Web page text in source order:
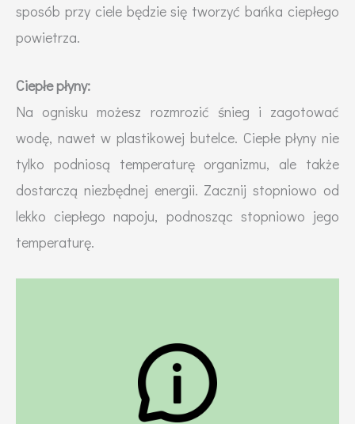
sposób przy ciele będzie się tworzyć bańka ciepłego
powietrza.
Ciepłe płyny:
Na ognisku możesz rozmrozić śnieg i zagotować
wodę, nawet w plastikowej butelce. Ciepłe płyny nie
tylko podniosą temperaturę organizmu, ale także
dostarczą niezbędnej energii. Zacznij stopniowo od
lekko ciepłego napoju, podnosząc stopniowo jego
temperaturę.